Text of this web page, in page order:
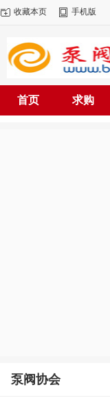
收藏本页 手机版
首页 求购
泵阀协会